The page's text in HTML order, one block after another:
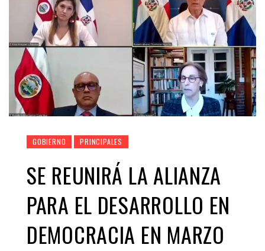
GOBIERNO PRINCIPALES
SE REUNIRÁ LA ALIANZA
PARA EL DESARROLLO EN
DEMOCRACIA EN MARZO